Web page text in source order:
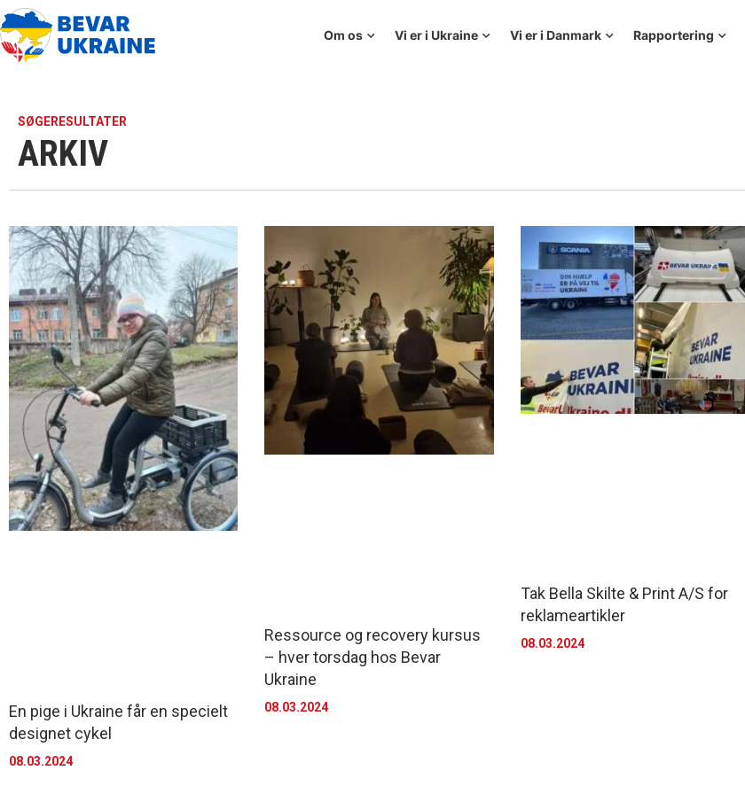
Om os Vi er i Ukraine Vi er i Danmark Rapportering
SØGERESULTATER
ARKIV
En pige i Ukraine får en specielt
designet cykel
08.03.2024
Ressource og recovery kursus
– hver torsdag hos Bevar
Ukraine
08.03.2024
Tak Bella Skilte & Print A/S for
reklameartikler
08.03.2024